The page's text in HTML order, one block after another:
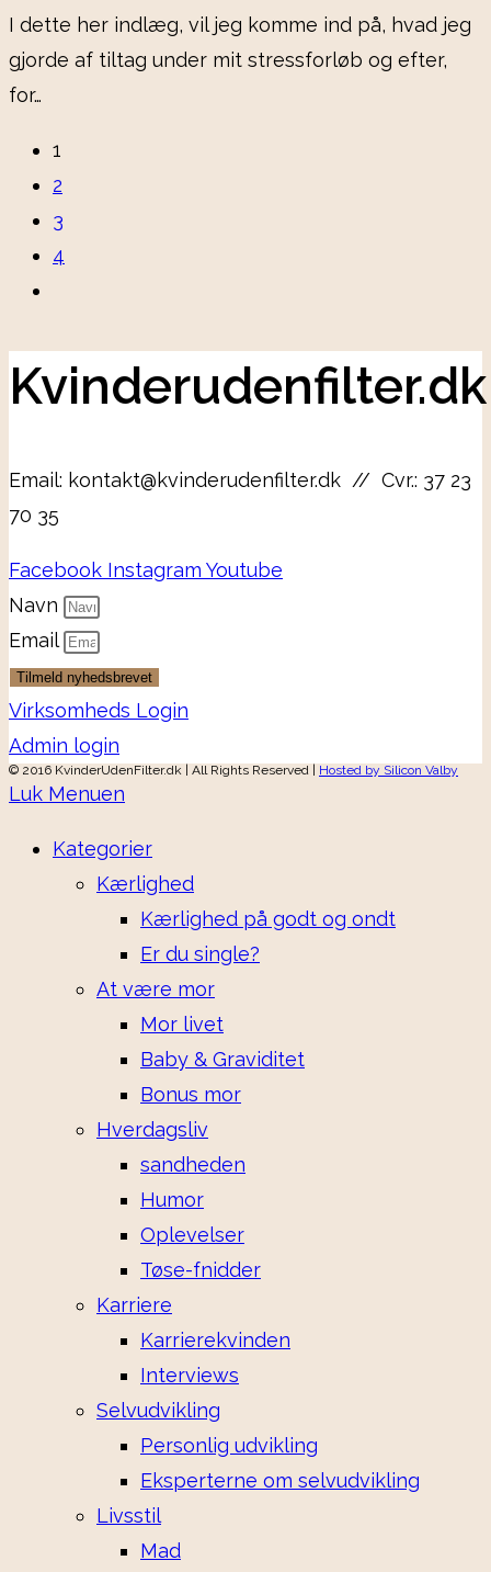
I dette her indlæg, vil jeg komme ind på, hvad jeg
gjorde af tiltag under mit stressforløb og efter,
for…
1
2
3
4
next
Kvinderudenfilter.dk
Email: kontakt@kvinderudenfilter.dk // Cvr.: 37 23
70 35
Facebook Instagram Youtube
Navn
Email
Tilmeld nyhedsbrevet
Virksomheds Login
Admin login
© 2016 KvinderUdenFilter.dk | All Rights Reserved | Hosted by Silicon Valby
Luk Menuen
Kategorier
Kærlighed
Kærlighed på godt og ondt
Er du single?
At være mor
Mor livet
Baby & Graviditet
Bonus mor
Hverdagsliv
sandheden
Humor
Oplevelser
Tøse-fnidder
Karriere
Karrierekvinden
Interviews
Selvudvikling
Personlig udvikling
Eksperterne om selvudvikling
Livsstil
Mad